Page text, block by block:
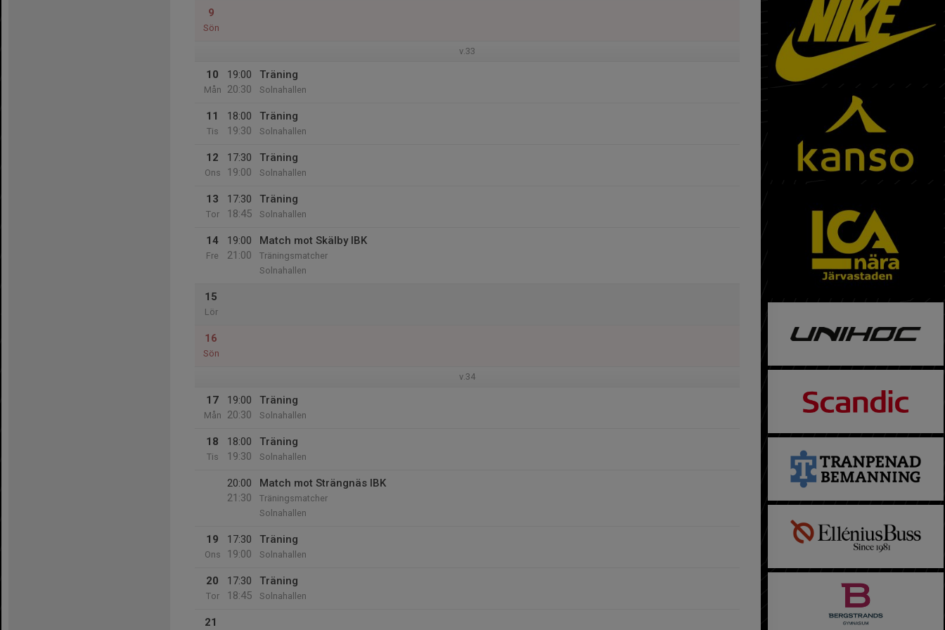
9
Sön
v.33
10
Mån
19:00
20:30
Träning
Solnahallen
11
Tis
18:00
19:30
Träning
Solnahallen
12
Ons
17:30
19:00
Träning
Solnahallen
13
Tor
17:30
18:45
Träning
Solnahallen
14
Fre
19:00
21:00
Match mot Skälby IBK
Träningsmatcher
Solnahallen
15
Lör
16
Sön
v.34
17
Mån
19:00
20:30
Träning
Solnahallen
18
Tis
18:00
19:30
Träning
Solnahallen
20:00
21:30
Match mot Strängnäs IBK
Träningsmatcher
Solnahallen
19
Ons
17:30
19:00
Träning
Solnahallen
20
Tor
17:30
18:45
Träning
Solnahallen
21